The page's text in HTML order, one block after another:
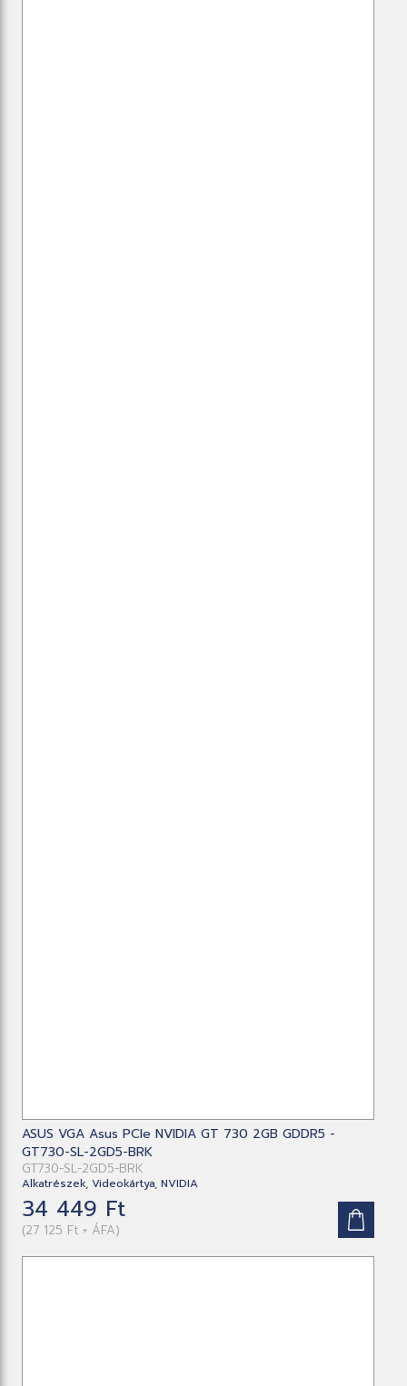
ASUS VGA Asus PCIe NVIDIA GT 730 2GB GDDR5 -
GT730-SL-2GD5-BRK
GT730-SL-2GD5-BRK
Alkatrészek, Videokártya, NVIDIA
34 449 Ft
(27 125 Ft + ÁFA)